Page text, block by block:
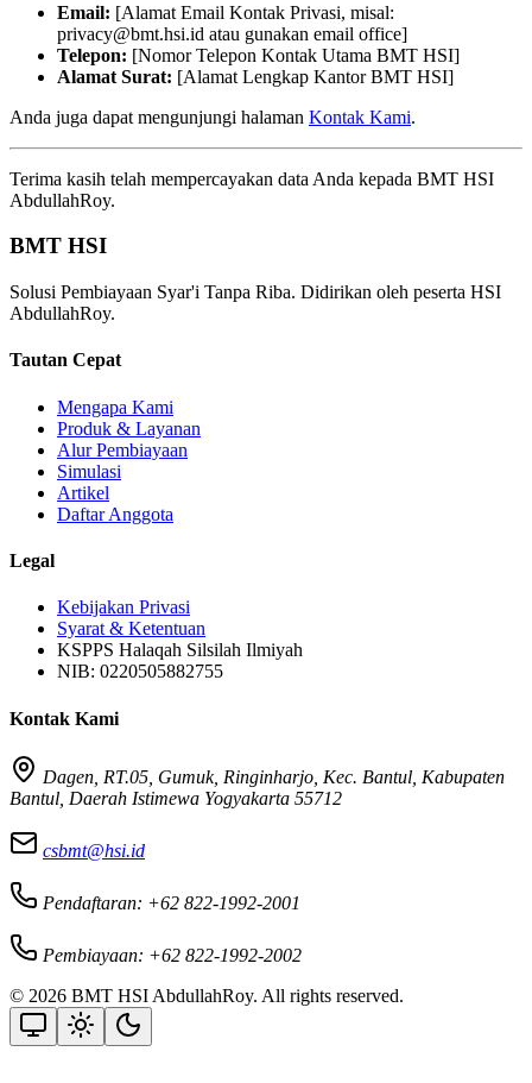
Email: [Alamat Email Kontak Privasi, misal:
privacy@bmt.hsi.id atau gunakan email office]
Telepon: [Nomor Telepon Kontak Utama BMT HSI]
Alamat Surat: [Alamat Lengkap Kantor BMT HSI]
Anda juga dapat mengunjungi halaman Kontak Kami.
Terima kasih telah mempercayakan data Anda kepada BMT HSI
AbdullahRoy.
BMT HSI
Solusi Pembiayaan Syar'i Tanpa Riba. Didirikan oleh peserta HSI
AbdullahRoy.
Tautan Cepat
Mengapa Kami
Produk & Layanan
Alur Pembiayaan
Simulasi
Artikel
Daftar Anggota
Legal
Kebijakan Privasi
Syarat & Ketentuan
KSPPS Halaqah Silsilah Ilmiyah
NIB: 0220505882755
Kontak Kami
Dagen, RT.05, Gumuk, Ringinharjo, Kec. Bantul, Kabupaten
Bantul, Daerah Istimewa Yogyakarta 55712
csbmt@hsi.id
Pendaftaran: +62 822-1992-2001
Pembiayaan: +62 822-1992-2002
© 2026 BMT HSI AbdullahRoy. All rights reserved.